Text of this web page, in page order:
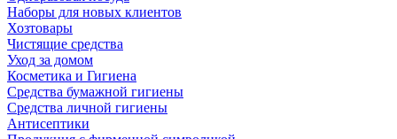
Наборы для новых клиентов
Хозтовары
Чистящие средства
Уход за домом
Косметика и Гигиена
Средства бумажной гигиены
Средства личной гигиены
Антисептики